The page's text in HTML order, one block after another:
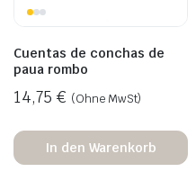
Cuentas de conchas de
paua rombo
14,75 € (Ohne MwSt)
In den Warenkorb